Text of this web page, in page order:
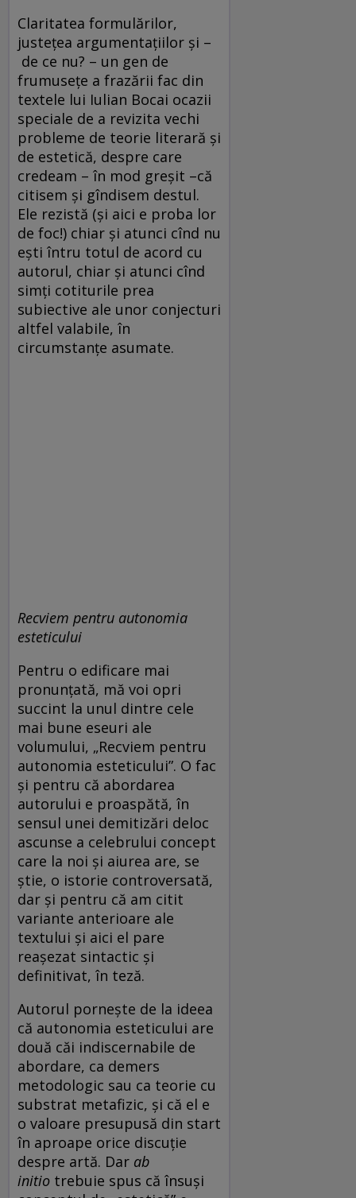
Claritatea formulărilor,
justețea argumentațiilor și –
de ce nu? – un gen de
frumusețe a frazării fac din
textele lui Iulian Bocai ocazii
speciale de a revizita vechi
probleme de teorie literară și
de estetică, despre care
credeam – în mod greșit –că
citisem și gîndisem destul.
Ele rezistă (și aici e proba lor
de foc!) chiar și atunci cînd nu
ești întru totul de acord cu
autorul, chiar și atunci cînd
simți cotiturile prea
subiective ale unor conjecturi
altfel valabile, în
circumstanțe asumate.
Recviem pentru autonomia
esteticului
Pentru o edificare mai
pronunțată, mă voi opri
succint la unul dintre cele
mai bune eseuri ale
volumului, „Recviem pentru
autonomia esteticului”. O fac
și pentru că abordarea
autorului e proaspătă, în
sensul unei demitizări deloc
ascunse a celebrului concept
care la noi și aiurea are, se
știe, o istorie controversată,
dar și pentru că am citit
variante anterioare ale
textului și aici el pare
reașezat sintactic și
definitivat, în teză.
Autorul pornește de la ideea
că autonomia esteticului are
două căi indiscernabile de
abordare, ca demers
metodologic sau ca teorie cu
substrat metafizic, și că el e
o valoare presupusă din start
în aproape orice discuție
despre artă. Dar ab
initio trebuie spus că însuși